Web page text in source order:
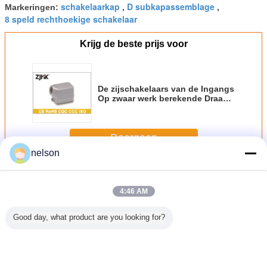
Markeringen: schakelaarkap , D subkapassemblage ,
8 speld rechthoekige schakelaar
Krijg de beste prijs voor
De zijschakelaars van de Ingangs
Op zwaar werk berekende Draad
Doorgaan
MeerIndustrieel Hood And Housing
nelson
4:46 AM
Good day, what product are you looking for?